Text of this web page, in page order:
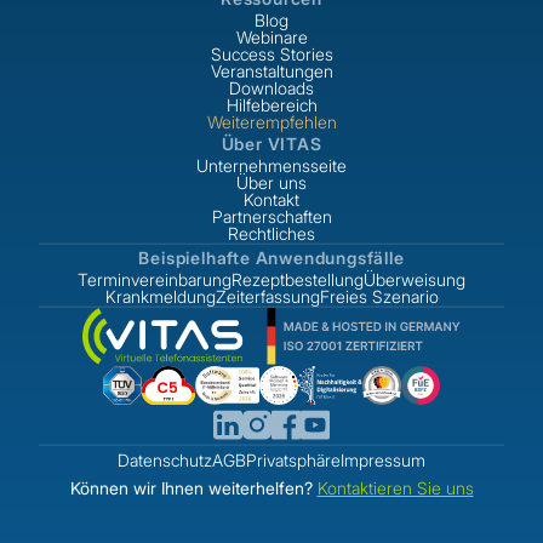
Blog
Webinare
Success Stories
Veranstaltungen
Downloads
Hilfebereich
Weiterempfehlen
Über VITAS
Unternehmensseite
Über uns
Kontakt
Partnerschaften
Rechtliches
Beispielhafte Anwendungsfälle
TerminvereinbarungRezeptbestellungÜberweisung
KrankmeldungZeiterfassungFreies Szenario
DatenschutzAGBPrivatsphäreImpressum
Können wir Ihnen weiterhelfen? Kontaktieren Sie uns